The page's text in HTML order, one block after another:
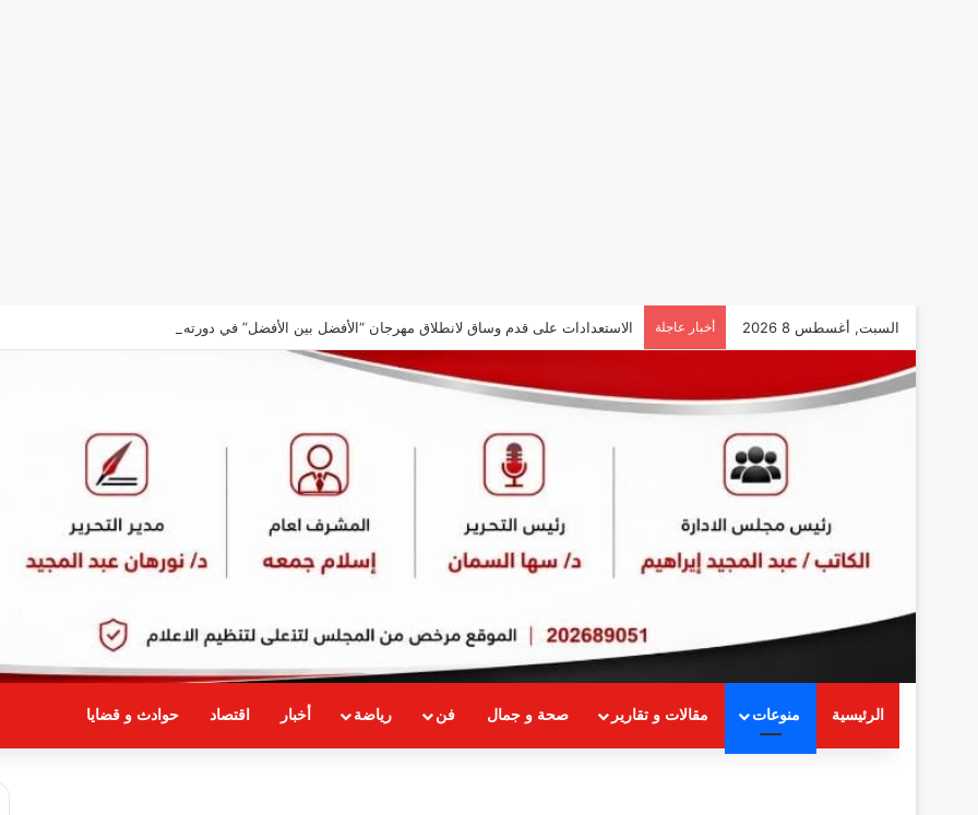
السبت, أغسطس 8 2026 أخبار عاجلة الاستعدادات على قدم وساق لانطلاق مهرجان “الأفضل بين الأفضل” في دورته الخامسة
الرئيسية منوعات مقالات و تقارير صحة و جمال فن رياضة أخبار اقتصاد حوادث و قضايا